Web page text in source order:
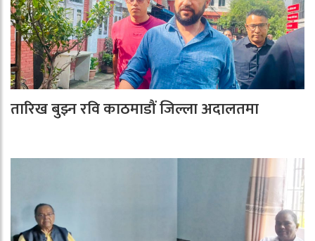
तारिख बुझ्न रवि काठमाडौं जिल्ला अदालतमा